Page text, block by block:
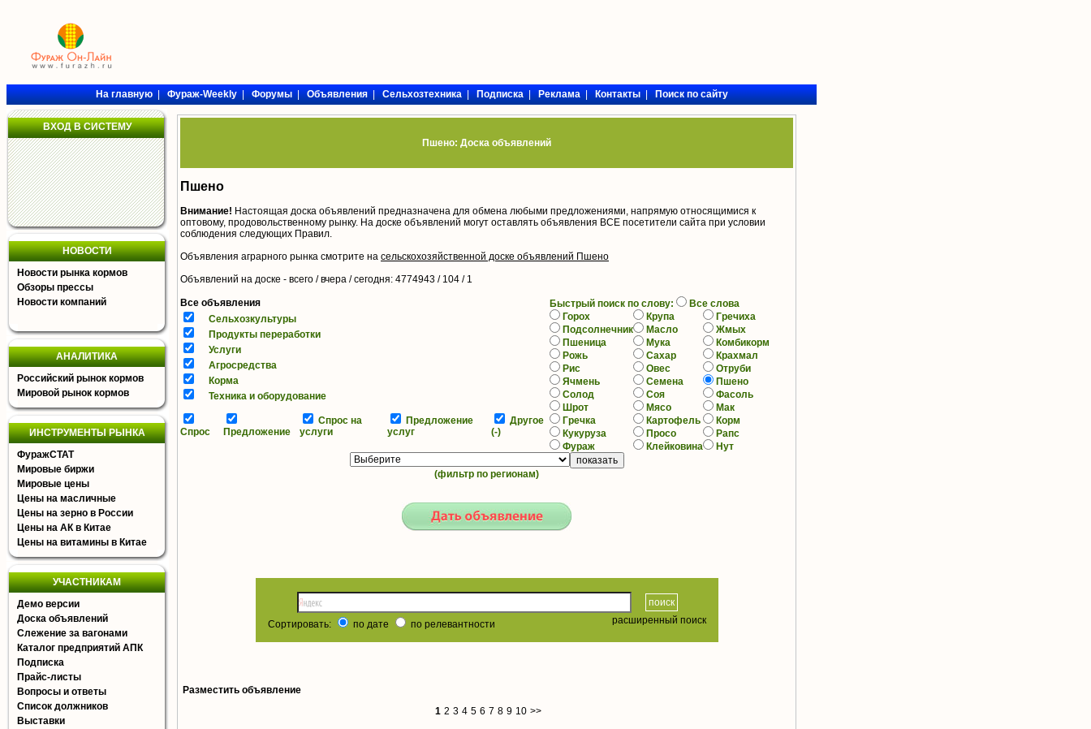
На главную|Фураж-Weekly|Форумы|Объявления|Сельхозтехника|Подписка|Реклама|Контакты|Поиск по сайту
ВХОД В СИСТЕМУ
НОВОСТИ
Новости рынка кормов
Обзоры прессы
Новости компаний
АНАЛИТИКА
Российский рынок кормов
Мировой рынок кормов
ИНСТРУМЕНТЫ РЫНКА
ФуражСТАТ
Мировые биржи
Мировые цены
Цены на масличные
Цены на зерно в России
Цены на АК в Китае
Цены на витамины в Китае
УЧАСТНИКАМ
Демо версии
Доска объявлений
Слежение за вагонами
Каталог предприятий АПК
Подписка
Прайс-листы
Вопросы и ответы
Список должников
Выставки
Пшено: Доска объявлений
Пшено
Внимание! Настоящая доска объявлений предназначена для обмена любыми предложениями, напрямую относящимися к
оптовому, продовольственному рынку. На доске объявлений могут оставлять объявления ВСЕ посетители сайта при условии
соблюдения следующих Правил.
Объявления аграрного рынка смотрите на сельскохозяйственной доске объявлений Пшено
Объявлений на доске - всего / вчера /сегодня: 4774943 / 104 / 1
Все объявления Быстрый поиск по слову:
Все слова
Сельхозкультуры
Продукты переработки
Услуги
Агросредства
Корма
Техника и оборудование
Горох Крупа
Гречиха
Подсолнечник
Масло
Жмых
Пшеница
Мука
Комбикорм
Рожь
Сахар
Крахмал
Рис
Овес
Отруби
Ячмень
Семена
Пшено
Солод
Соя
Фасоль
Шрот
Мясо
Мак
Гречка
Картофель
Корм
Кукуруза
Просо
Рапс
Фураж
Клейковина Нут
Спрос Предложение
Спрос на
услуги
Предложение
услуг
Другое
(-)
(фильтр по регионам)
Сортировать: по дате по релевантности расширенный поиск
Разместить объявление
1 2 3 4 5 6 7 8 9 10 >>